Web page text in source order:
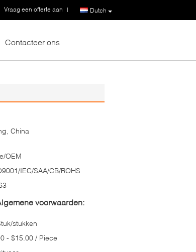
Dutch
Vraag een offerte aan |
Contacteer ons
China
OEM
IEC/SAA/CB/ROHS
voorwaarden:
stukken
- $15.00 / Piece